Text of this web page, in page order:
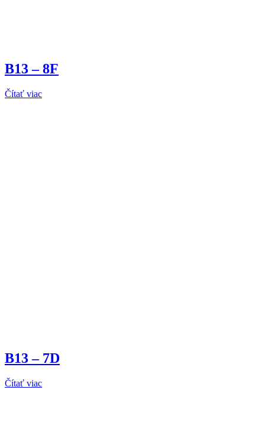
B13 – 8F
Čítať viac
B13 – 7D
Čítať viac